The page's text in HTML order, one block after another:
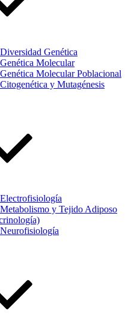
Genética
Molecular
Molecular Poblacional
y Mutagénesis
y Tejido Adiposo